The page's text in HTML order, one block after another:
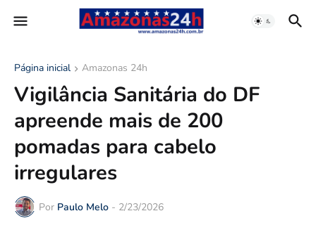
Página inicial Amazonas 24h
Vigilância Sanitária do DF
apreende mais de 200
pomadas para cabelo
irregulares
Por Paulo Melo - 2/23/2026